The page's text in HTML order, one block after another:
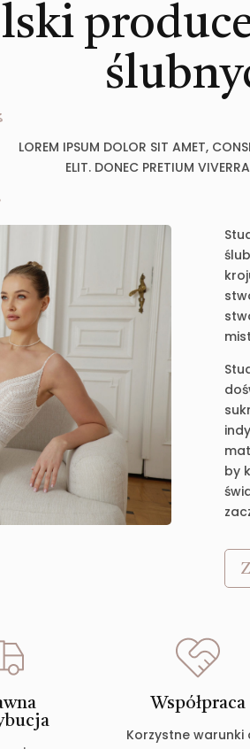
LOREM IPSUM DOLOR SIT AMET,
ELIT. DONEC PRETIUM
by
Współpraca
Korzystne warunki